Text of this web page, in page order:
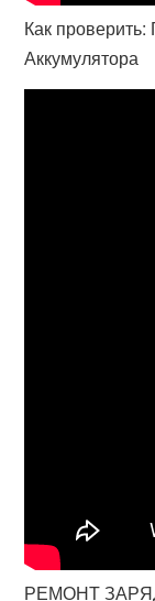
Как проверить:
Аккумулятора
РЕМОНТ